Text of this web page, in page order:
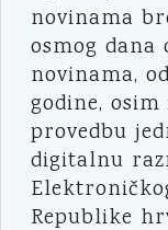
novinama
osmog dana
novinama,
godine,
provedbu
digitalnu
Republike